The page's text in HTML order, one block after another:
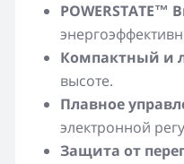
POWERSTATE™
Компактный и
высоте.
Плавное
электронной
Защита от